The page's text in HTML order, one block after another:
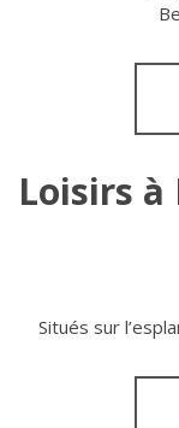
Loisirs à
Situés sur